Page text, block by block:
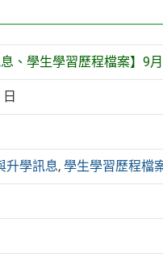
息、學生學習歷程檔案】
升學訊息,學生學習歷程檔